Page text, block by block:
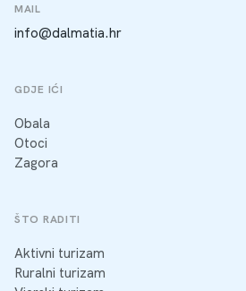
MAIL
info@dalmatia.hr
GDJE IĆI
Obala
Otoci
Zagora
ŠTO RADITI
Aktivni turizam
Ruralni turizam